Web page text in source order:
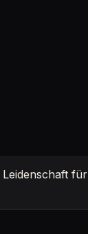
Leidenschaft